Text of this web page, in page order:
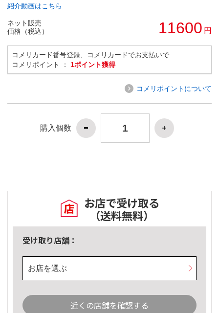
紹介動画はこちら
ネット販売
価格（税込）
11600 円
コメリカード番号登録、コメリカードでお支払いで
コメリポイント ： 1ポイント獲得
コメリポイントについて
購入個数
お店で受け取る
（送料無料）
受け取り店舗：
お店を選ぶ
近くの店舗を確認する